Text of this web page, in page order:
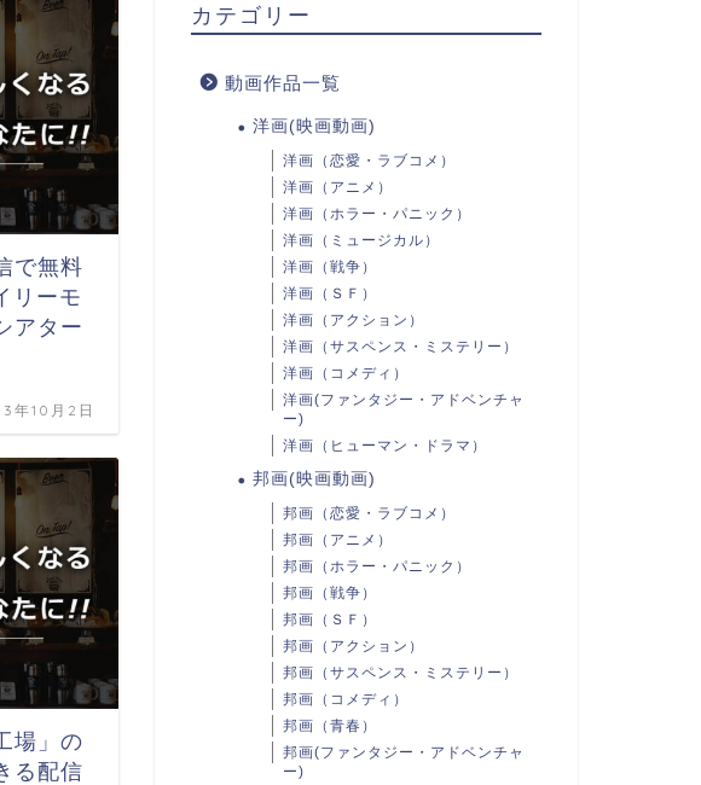
で無料
リーモ
アター
年10月2日
場」の
る配信
カテゴリー
動画作品一覧
洋画(映画動画)
洋画（恋愛・ラブコメ）
洋画（アニメ）
洋画（ホラー・パニック）
洋画（ミュージカル）
洋画（戦争）
洋画（ＳＦ）
洋画（アクション）
洋画（サスペンス・ミステリー）
洋画（コメディ）
洋画(ファンタジー・アドベンチャ
ー)
洋画（ヒューマン・ドラマ）
邦画(映画動画)
邦画（恋愛・ラブコメ）
邦画（アニメ）
邦画（ホラー・パニック）
邦画（戦争）
邦画（ＳＦ）
邦画（アクション）
邦画（サスペンス・ミステリー）
邦画（コメディ）
邦画（青春）
邦画(ファンタジー・アドベンチャ
ー)